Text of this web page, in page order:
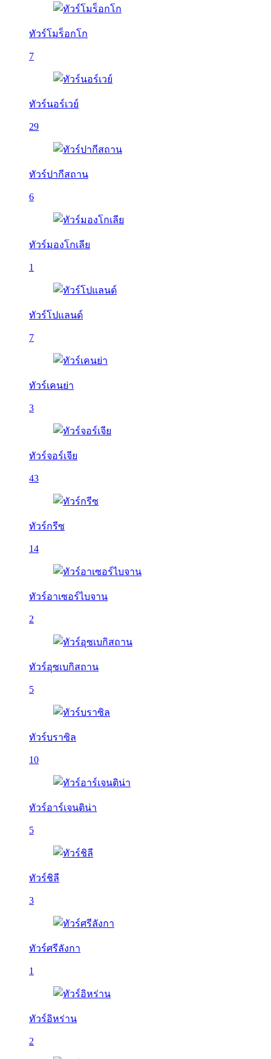
ทัวร์โมร็อกโก
7
ทัวร์นอร์เวย์
29
ทัวร์ปากีสถาน
6
ทัวร์มองโกเลีย
1
ทัวร์โปแลนด์
7
ทัวร์เคนย่า
3
ทัวร์จอร์เจีย
43
ทัวร์กรีซ
14
ทัวร์อาเซอร์ไบจาน
2
ทัวร์อุซเบกิสถาน
5
ทัวร์บราซิล
10
ทัวร์อาร์เจนติน่า
5
ทัวร์ชิลี
3
ทัวร์ศรีลังกา
1
ทัวร์อิหร่าน
2